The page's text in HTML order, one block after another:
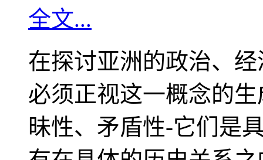
全文...
在探讨亚洲的政治、
必须正视这一概念的
昧性、矛盾性-它们是